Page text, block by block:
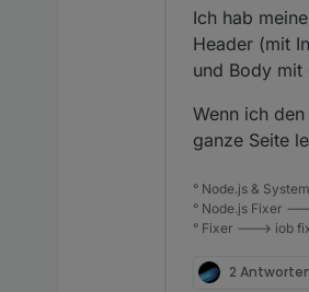
Ich hab
Header (mit
und Body mit
Wenn ich
ganze Seite
° Node.js &
° Node.js Fixer
° Fixer ---> iob
2